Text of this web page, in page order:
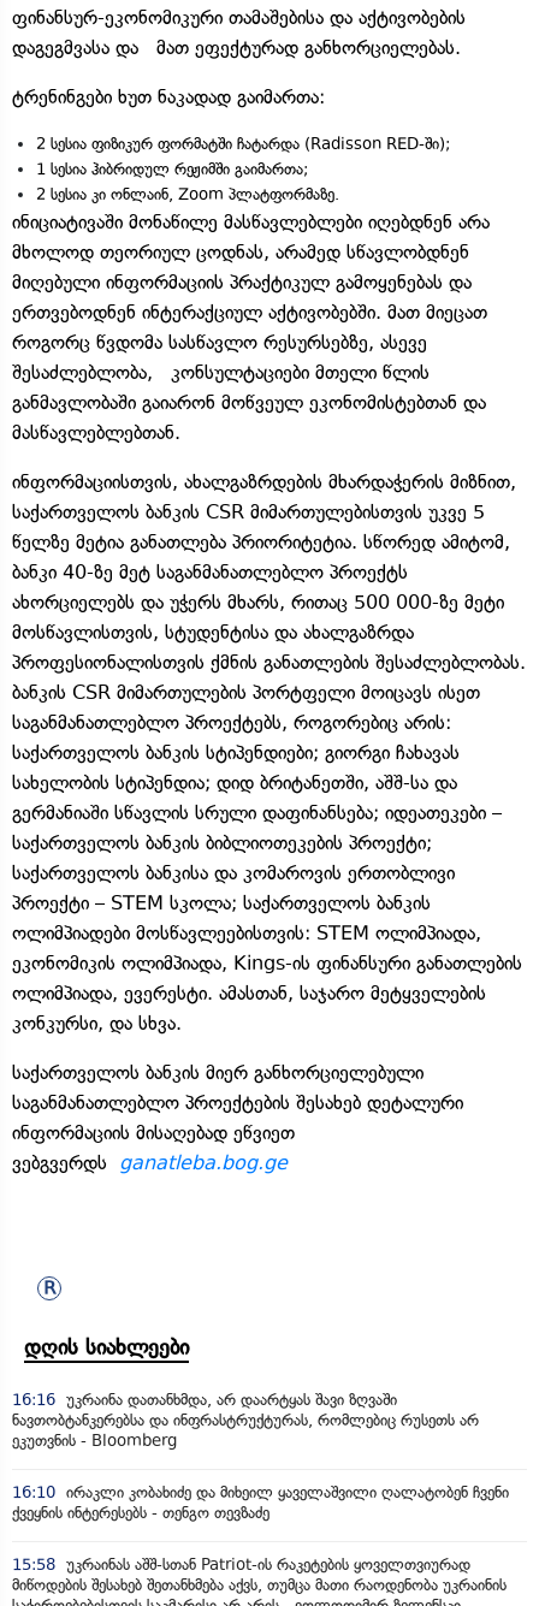
ფინანსურ-ეკონომიკური თამაშებისა და აქტივობების
დაგეგმვასა და მათ ეფექტურად განხორციელებას.
ტრენინგები ხუთ ნაკადად გაიმართა:
2 სესია ფიზიკურ ფორმატში ჩატარდა (Radisson RED-ში);
1 სესია ჰიბრიდულ რეჟიმში გაიმართა;
2 სესია კი ონლაინ, Zoom პლატფორმაზე.
ინიციატივაში მონაწილე მასწავლებლები იღებდნენ არა
მხოლოდ თეორიულ ცოდნას, არამედ სწავლობდნენ
მიღებული ინფორმაციის პრაქტიკულ გამოყენებას და
ერთვებოდნენ ინტერაქციულ აქტივობებში. მათ მიეცათ
როგორც წვდომა სასწავლო რესურსებზე, ასევე
შესაძლებლობა, კონსულტაციები მთელი წლის
განმავლობაში გაიარონ მოწვეულ ეკონომისტებთან და
მასწავლებლებთან.
ინფორმაციისთვის, ახალგაზრდების მხარდაჭერის მიზნით,
საქართველოს ბანკის CSR მიმართულებისთვის უკვე 5
წელზე მეტია განათლება პრიორიტეტია. სწორედ ამიტომ,
ბანკი 40-ზე მეტ საგანმანათლებლო პროექტს
ახორციელებს და უჭერს მხარს, რითაც 500 000-ზე მეტი
მოსწავლისთვის, სტუდენტისა და ახალგაზრდა
პროფესიონალისთვის ქმნის განათლების შესაძლებლობას.
ბანკის CSR მიმართულების პორტფელი მოიცავს ისეთ
საგანმანათლებლო პროექტებს, როგორებიც არის:
საქართველოს ბანკის სტიპენდიები; გიორგი ჩახავას
სახელობის სტიპენდია; დიდ ბრიტანეთში, აშშ-სა და
გერმანიაში სწავლის სრული დაფინანსება; იდეათეკები –
საქართველოს ბანკის ბიბლიოთეკების პროექტი;
საქართველოს ბანკისა და კომაროვის ერთობლივი
პროექტი – STEM სკოლა; საქართველოს ბანკის
ოლიმპიადები მოსწავლეებისთვის: STEM ოლიმპიადა,
ეკონომიკის ოლიმპიადა, Kings-ის ფინანსური განათლების
ოლიმპიადა, ევერესტი. ამასთან, საჯარო მეტყველების
კონკურსი, და სხვა.
საქართველოს ბანკის მიერ განხორციელებული
საგანმანათლებლო პროექტების შესახებ დეტალური
ინფორმაციის მისაღებად ეწვიეთ
ვებგვერდს ganatleba.bog.ge
დღის სიახლეები
16:16 უკრაინა დათანხმდა, არ დაარტყას შავი ზღვაში
ნავთობტანკერებსა და ინფრასტრუქტურას, რომლებიც რუსეთს არ
ეკუთვნის - Bloomberg
16:10 ირაკლი კობახიძე და მიხეილ ყაველაშვილი ღალატობენ ჩვენი
ქვეყნის ინტერესებს - თენგო თევზაძე
15:58 უკრაინას აშშ-სთან Patriot-ის რაკეტების ყოველთვიურად
მიწოდების შესახებ შეთანხმება აქვს, თუმცა მათი რაოდენობა უკრაინის